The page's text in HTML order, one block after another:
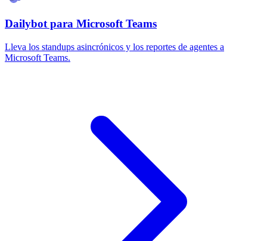
Dailybot para Microsoft Teams
Lleva los standups asincrónicos y los reportes de agentes a
Microsoft Teams.